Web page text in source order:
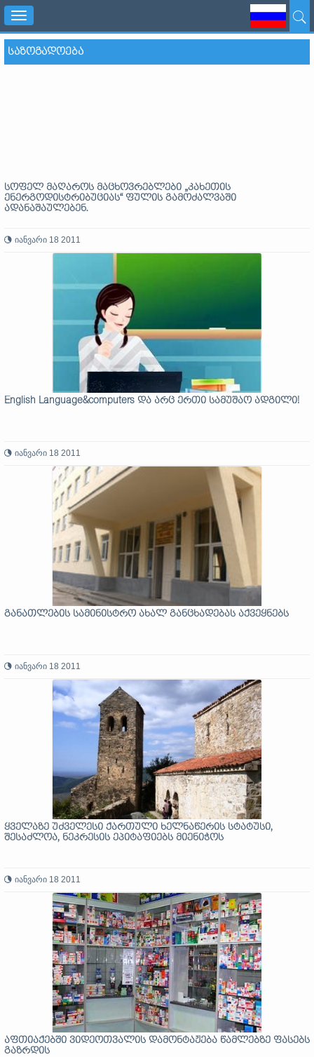
Toggle
navigation
ᲡᲐᲖᲝᲒᲐᲓᲝᲔᲑᲐ
სოფელ მაღაროს მაცხოვრებლები „კახეთის
ენერგოდისტრიბუციას“ ფულის გამოძალვაში
ადანაშაულებენ.
იანვარი 18 2011
English Language&computers და არც ერთი სამუშაო ადგილი!
იანვარი 18 2011
განათლების სამინისტრო ახალ განცხადებას აქვეყნებს
იანვარი 18 2011
ყველაზე უძველესი ქართული ხელნაწერის სტატუსი,
შესაძლოა, ნეკრესის ეპიტაფიებს მიენიჭოს
იანვარი 18 2011
აფთიაქებში ვიდეოთვალის დამონტაჟება წამლებზე ფასებს
გაზრდის